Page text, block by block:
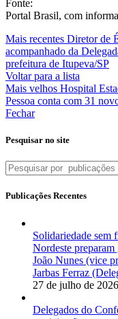
Fonte:
Portal Brasil, com
Mais recentes Diretor de
acompanhado da
prefeitura de Itupeva/SP
Voltar para a lista
Mais velhos Hospital
Pessoa conta com 31
Fechar
Pesquisar no site
Publicações Recentes
Solidariedade sem
Nordeste preparam
João Nunes (vice
Jarbas Ferraz
27 de julho de 2026
Delegados do